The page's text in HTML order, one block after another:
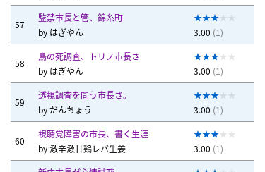
57
監禁市長と管、錦糸町
by はぎやん 3.00 (1)
58
鳥の死調査、トリノ市長さ
by はぎやん 3.00 (1)
59
透視調査を問う市長さ。
byだんちょう 3.00 (1)
60
視聴覚障害の市長、書く生涯
by激辛激甘鶏レバ生姜 3.00 (1)